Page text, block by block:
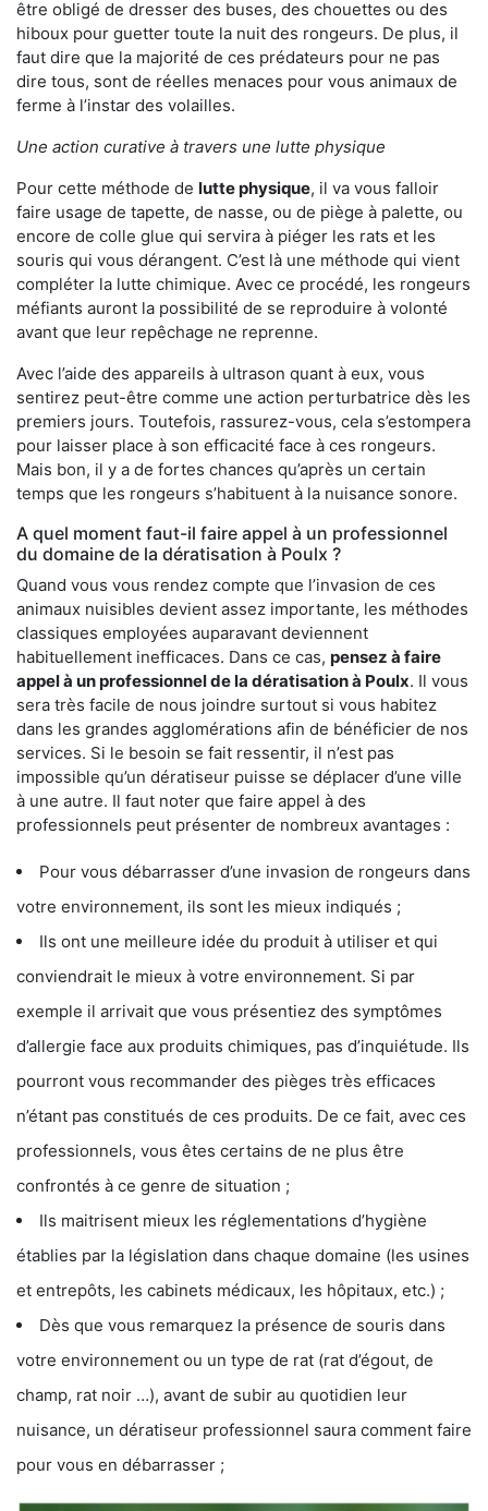
être obligé de dresser des buses, des chouettes ou des
hiboux pour guetter toute la nuit des rongeurs. De plus, il
faut dire que la majorité de ces prédateurs pour ne pas
dire tous, sont de réelles menaces pour vous animaux de
ferme à l’instar des volailles.
Une action curative à travers une lutte physique
Pour cette méthode de lutte physique, il va vous falloir
faire usage de tapette, de nasse, ou de piège à palette, ou
encore de colle glue qui servira à piéger les rats et les
souris qui vous dérangent. C’est là une méthode qui vient
compléter la lutte chimique. Avec ce procédé, les rongeurs
méfiants auront la possibilité de se reproduire à volonté
avant que leur repêchage ne reprenne.
Avec l’aide des appareils à ultrason quant à eux, vous
sentirez peut-être comme une action perturbatrice dès les
premiers jours. Toutefois, rassurez-vous, cela s’estompera
pour laisser place à son efficacité face à ces rongeurs.
Mais bon, il y a de fortes chances qu’après un certain
temps que les rongeurs s’habituent à la nuisance sonore.
A quel moment faut-il faire appel à un professionnel
du domaine de la dératisation à Poulx ?
Quand vous vous rendez compte que l’invasion de ces
animaux nuisibles devient assez importante, les méthodes
classiques employées auparavant deviennent
habituellement inefficaces. Dans ce cas, pensez à faire
appel à un professionnel de la dératisation à Poulx. Il vous
sera très facile de nous joindre surtout si vous habitez
dans les grandes agglomérations afin de bénéficier de nos
services. Si le besoin se fait ressentir, il n’est pas
impossible qu’un dératiseur puisse se déplacer d’une ville
à une autre. Il faut noter que faire appel à des
professionnels peut présenter de nombreux avantages :
Pour vous débarrasser d’une invasion de rongeurs dans
votre environnement, ils sont les mieux indiqués ;
Ils ont une meilleure idée du produit à utiliser et qui
conviendrait le mieux à votre environnement. Si par
exemple il arrivait que vous présentiez des symptômes
d’allergie face aux produits chimiques, pas d’inquiétude. Ils
pourront vous recommander des pièges très efficaces
n’étant pas constitués de ces produits. De ce fait, avec ces
professionnels, vous êtes certains de ne plus être
confrontés à ce genre de situation ;
Ils maitrisent mieux les réglementations d’hygiène
établies par la législation dans chaque domaine (les usines
et entrepôts, les cabinets médicaux, les hôpitaux, etc.) ;
Dès que vous remarquez la présence de souris dans
votre environnement ou un type de rat (rat d’égout, de
champ, rat noir …), avant de subir au quotidien leur
nuisance, un dératiseur professionnel saura comment faire
pour vous en débarrasser ;